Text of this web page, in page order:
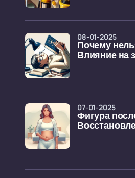
Почему
Влияние на
08-01-2025
Фигура
07-01-2025